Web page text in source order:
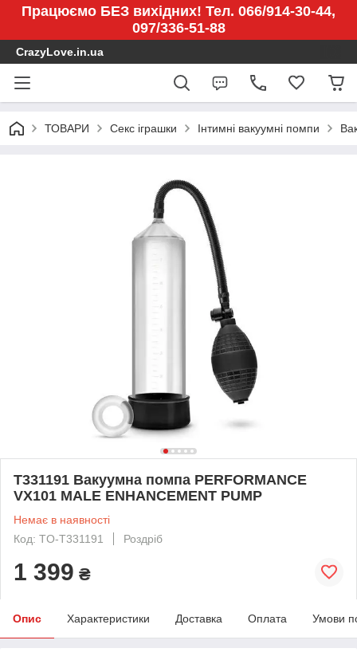
Працюємо БЕЗ вихідних! Тел. 066/914-30-44,
097/336-51-88
CrazyLove.in.ua
ТОВАРИ Секс іграшки Інтимні вакуумні помпи
T331191 Вакуумна помпа PERFORMANCE
VX101 MALE ENHANCEMENT PUMP
Немає в наявності
Код: TO-T331191
Роздріб
1 399 ₴
Опис Характеристики Доставка Оплата Умови